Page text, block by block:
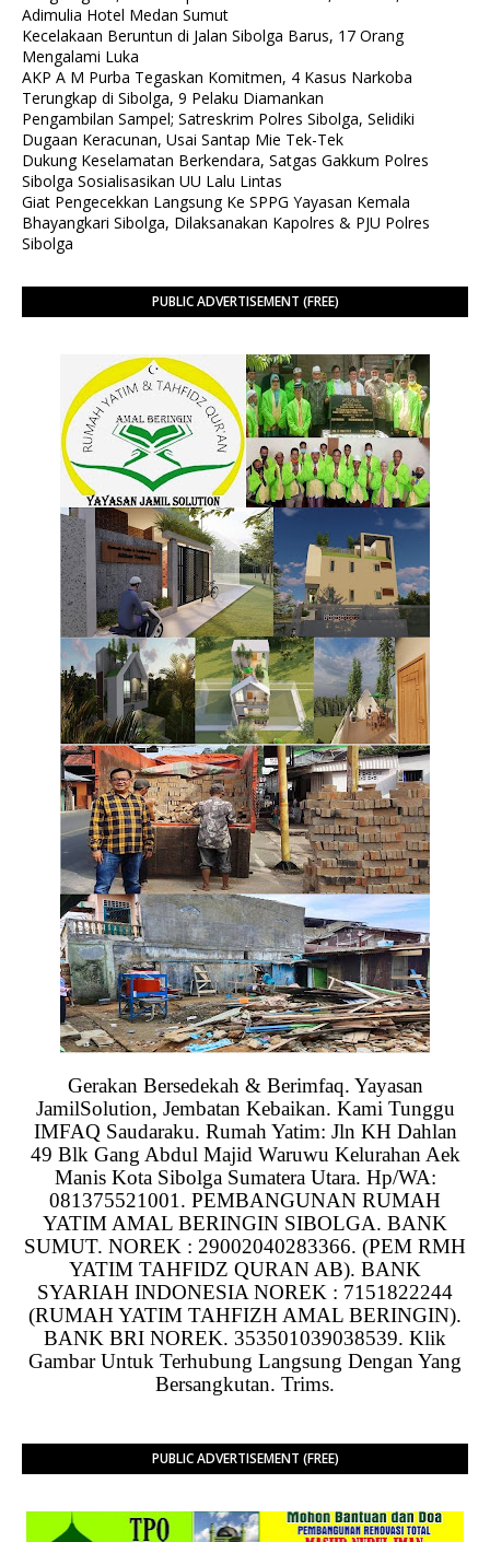
Adimulia Hotel Medan Sumut
Kecelakaan Beruntun di Jalan Sibolga Barus, 17 Orang
Mengalami Luka
AKP A M Purba Tegaskan Komitmen, 4 Kasus Narkoba
Terungkap di Sibolga, 9 Pelaku Diamankan
Pengambilan Sampel; Satreskrim Polres Sibolga, Selidiki
Dugaan Keracunan, Usai Santap Mie Tek-Tek
Dukung Keselamatan Berkendara, Satgas Gakkum Polres
Sibolga Sosialisasikan UU Lalu Lintas
Giat Pengecekkan Langsung Ke SPPG Yayasan Kemala
Bhayangkari Sibolga, Dilaksanakan Kapolres & PJU Polres
Sibolga
PUBLIC ADVERTISEMENT (FREE)
Gerakan Bersedekah & Berimfaq. Yayasan
JamilSolution, Jembatan Kebaikan. Kami Tunggu
IMFAQ Saudaraku. Rumah Yatim: Jln KH Dahlan
49 Blk Gang Abdul Majid Waruwu Kelurahan Aek
Manis Kota Sibolga Sumatera Utara. Hp/WA:
081375521001. PEMBANGUNAN RUMAH
YATIM AMAL BERINGIN SIBOLGA. BANK
SUMUT. NOREK : 29002040283366. (PEM RMH
YATIM TAHFIDZ QURAN AB). BANK
SYARIAH INDONESIA NOREK : 7151822244
(RUMAH YATIM TAHFIZH AMAL BERINGIN).
BANK BRI NOREK. 353501039038539. Klik
Gambar Untuk Terhubung Langsung Dengan Yang
Bersangkutan. Trims.
PUBLIC ADVERTISEMENT (FREE)